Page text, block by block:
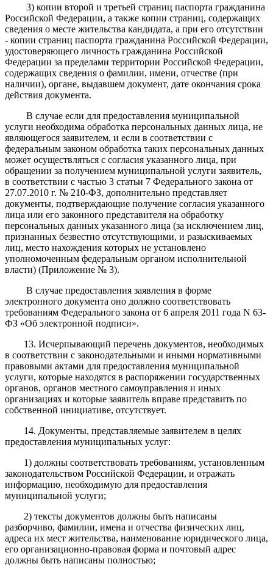
3) копии второй и третьей страниц паспорта гражданина
Российской Федерации, а также копии страниц, содержащих
сведения о месте жительства кандидата, а при его отсутствии
- копии страниц паспорта гражданина Российской Федерации,
удостоверяющего личность гражданина Российской
Федерации за пределами территории Российской Федерации,
содержащих сведения о фамилии, имени, отчестве (при
наличии), органе, выдавшем документ, дате окончания срока
действия документа.
В случае если для предоставления муниципальной
услуги необходима обработка персональных данных лица, не
являющегося заявителем, и если в соответствии с
федеральным законом обработка таких персональных данных
может осуществляться с согласия указанного лица, при
обращении за получением муниципальной услуги заявитель,
в соответствии с частью 3 статьи 7 Федерального закона от
27.07.2010 г. № 210-ФЗ, дополнительно представляет
документы, подтверждающие получение согласия указанного
лица или его законного представителя на обработку
персональных данных указанного лица (за исключением лиц,
признанных безвестно отсутствующими, и разыскиваемых
лиц, место нахождения которых не установлено
уполномоченным федеральным органом исполнительной
власти) (Приложение № 3).
В случае предоставления заявления в форме
электронного документа оно должно соответствовать
требованиям Федерального закона от 6 апреля 2011 года N 63-
ФЗ «Об электронной подписи».
13. Исчерпывающий перечень документов, необходимых
в соответствии с законодательными и иными нормативными
правовыми актами для предоставления муниципальной
услуги, которые находятся в распоряжении государственных
органов, органов местного самоуправления и иных
организациях и которые заявитель вправе представить по
собственной инициативе, отсутствует.
14. Документы, представляемые заявителем в целях
предоставления муниципальных услуг:
1) должны соответствовать требованиям, установленным
законодательством Российской Федерации, и отражать
информацию, необходимую для предоставления
муниципальной услуги;
2) тексты документов должны быть написаны
разборчиво, фамилии, имена и отчества физических лиц,
адреса их мест жительства, наименование юридического лица,
его организационно-правовая форма и почтовый адрес
должны быть написаны полностью;